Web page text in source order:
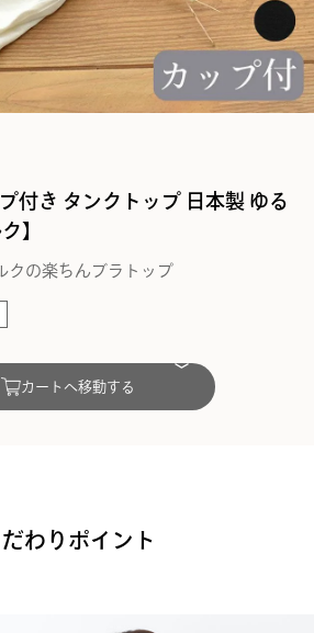
付き タンクトップ 日本製 ゆる
】
クの楽ちんブラトップ
カートへ移動する
わりポイント